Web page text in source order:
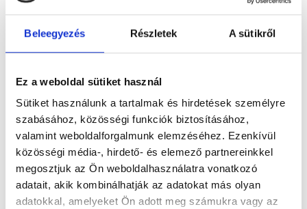
Beleegyezés Részletek A sütikről
Ez a weboldal sütiket használ
Sütiket használunk a tartalmak és hirdetések személyre
szabásához, közösségi funkciók biztosításához,
valamint weboldalforgalmunk elemzéséhez. Ezenkívül
közösségi média-, hirdető- és elemező partnereinkkel
megosztjuk az Ön weboldalhasználatra vonatkozó
adatait, akik kombinálhatják az adatokat más olyan
adatokkal, amelyeket Ön adott meg számukra vagy az
Időpontfoglalás Adatok Vélemények
Összes szakterület Emlő ultrahang
Főoldal Orvosok Ultrahangos szakorvos